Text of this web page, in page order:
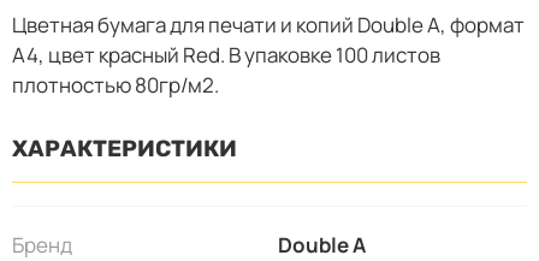
Цветная бумага для печати и копий Double A, формат
А4, цвет красный Red. В упаковке 100 листов
плотностью 80гр/м2.
ХАРАКТЕРИСТИКИ
Бренд Double A